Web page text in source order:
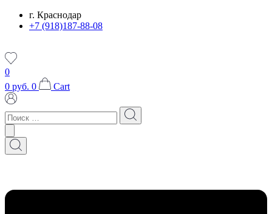
Перейтиг. Краснодар
+7 (918)187-88-08
0
0 руб. 0 Cart